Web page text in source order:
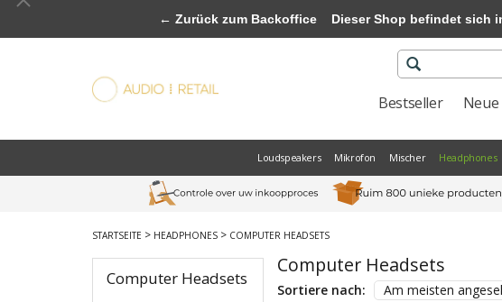
Bestseller
Loudspeakers Mikrofon Mischer Headphones
STARTSEITE > HEADPHONES > COMPUTER HEADSETS
Computer Headsets
Computer Headsets
Sortiere nach:
Am meisten
← Zurück zum BackofficeDieser Shop befindet sich